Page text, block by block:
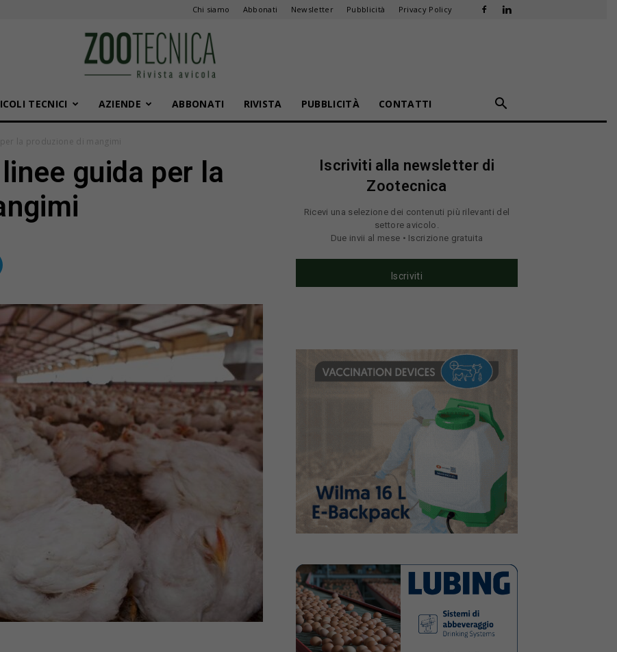
Chi siamo Abbonati Newsletter Pubblicità Privacy Policy
TECNICI AZIENDE ABBONATI RIVISTA PUBBLICITÀ CONTATTI
la produzione di mangimi
guida per la
Iscriviti alla newsletter di
Zootecnica
Ricevi una selezione dei contenuti più rilevanti del
settore avicolo.
Due invii al mese • Iscrizione gratuita
Iscriviti